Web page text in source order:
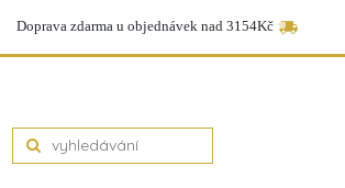
Doprava zdarma u objednávek nad 3154Kč